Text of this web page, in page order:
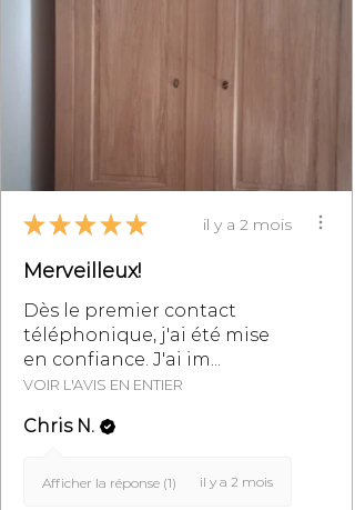
Générales de Vente,
★ ★ ★ ★ ★ il y a 2 mois
Merveilleux!
Dès le premier contact
téléphonique, j'ai été mise
en confiance. J'ai im...
VOIR L'AVIS EN ENTIER
Chris N.
Afficher la réponse (1) il y a 2 mois